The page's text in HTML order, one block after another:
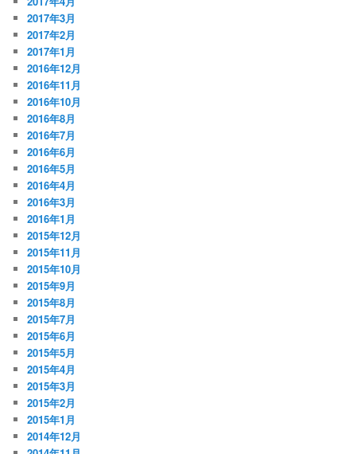
2017年3月
2017年2月
2017年1月
2016年12月
2016年11月
2016年10月
2016年8月
2016年7月
2016年6月
2016年5月
2016年4月
2016年3月
2016年1月
2015年12月
2015年11月
2015年10月
2015年9月
2015年8月
2015年7月
2015年6月
2015年5月
2015年4月
2015年3月
2015年2月
2015年1月
2014年12月